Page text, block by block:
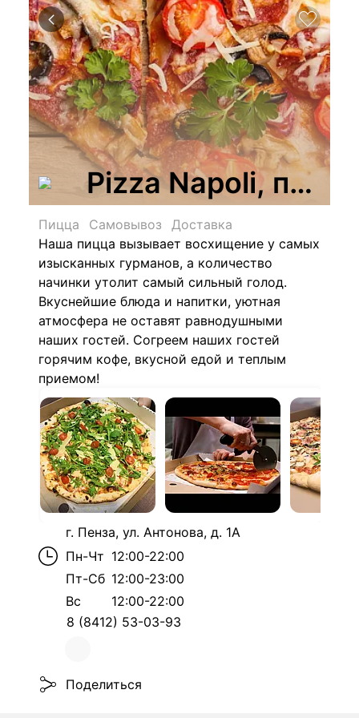
Pizza Napoli,
Пицца Самовывоз
Доставка
Наша пицца вызывает восхищение у самых
изысканных гурманов, а количество
начинки утолит самый сильный голод.
Вкуснейшие блюда и напитки, уютная
атмосфера не оставят равнодушными
наших гостей. Согреем наших гостей
горячим кофе, вкусной едой и теплым
приемом!
г. Пенза, ул. Антонова, д. 1А
Пн-Чт 12:00-22:00
Пт-Сб 12:00-23:00
Вс
12:00-22:00
8 (8412) 53-03-93
Поделиться